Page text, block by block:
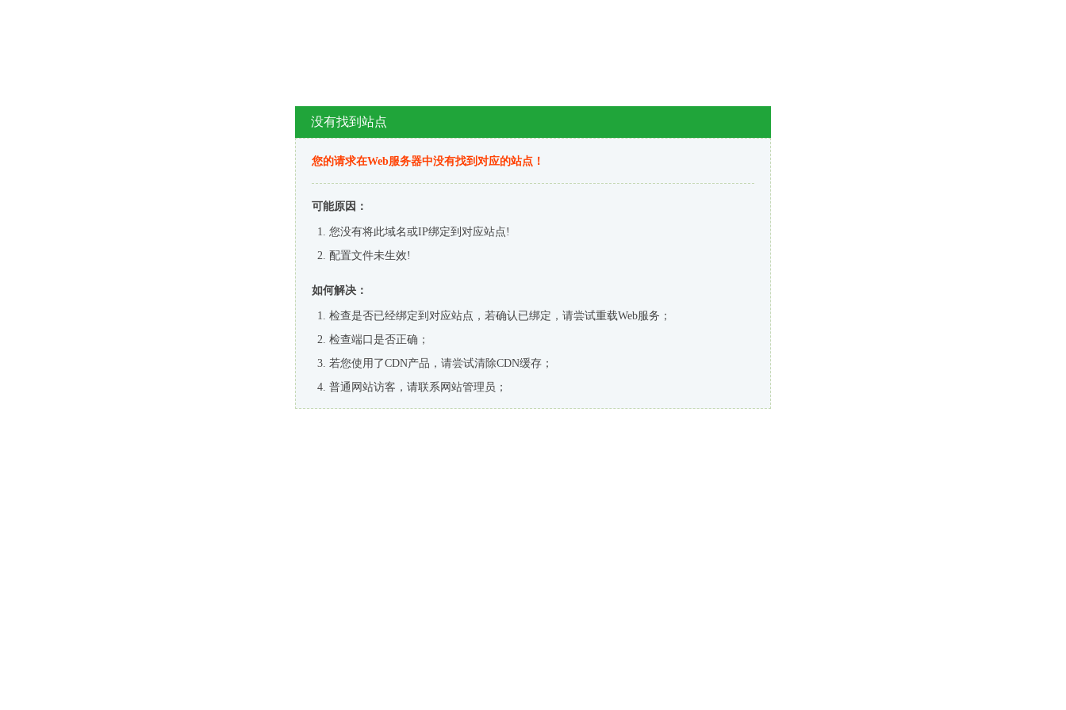
没有找到站点
您的请求在Web服务器中没有找到对应的站点！
可能原因：
您没有将此域名或IP绑定到对应站点!
配置文件未生效!
如何解决：
检查是否已经绑定到对应站点，若确认已绑定，请尝试重载Web服务；
检查端口是否正确；
若您使用了CDN产品，请尝试清除CDN缓存；
普通网站访客，请联系网站管理员；